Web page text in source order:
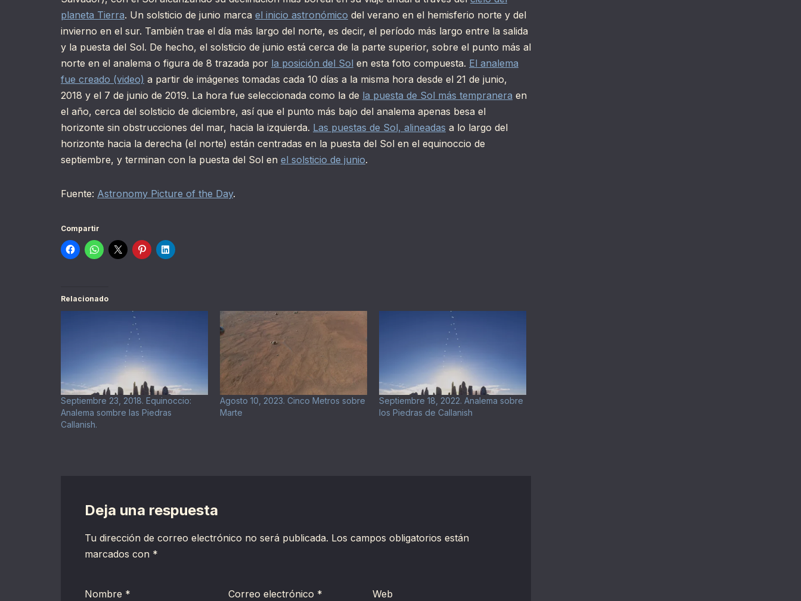
planeta Tierra. Un solsticio de junio marca el inicio astronómico del verano en el hemisferio norte y del
invierno en el sur. También trae el día más largo del norte, es decir, el período más largo entre la salida
y la puesta del Sol. De hecho, el solsticio de junio está cerca de la parte superior, sobre el punto más al
norte en el analema o figura de 8 trazada por la posición del Sol en esta foto compuesta. El analema
fue creado (video) a partir de imágenes tomadas cada 10 días a la misma hora desde el 21 de junio,
2018 y el 7 de junio de 2019. La hora fue seleccionada como la de la puesta de Sol más tempranera en
el año, cerca del solsticio de diciembre, así que el punto más bajo del analema apenas besa el
horizonte sin obstrucciones del mar, hacia la izquierda. Las puestas de Sol, alineadas a lo largo del
horizonte hacia la derecha (el norte) están centradas en la puesta del Sol en el equinoccio de
septiembre, y terminan con la puesta del Sol en el solsticio de junio.
Fuente: Astronomy Picture of the Day.
Compartir
Relacionado
Septiembre 23, 2018. Equinoccio:
Analema sombre las Piedras
Callanish.
Agosto 10, 2023. Cinco Metros sobre
Marte
Septiembre 18, 2022. Analema sobre
los Piedras de Callanish
Deja una respuesta
Tu dirección de correo electrónico no será publicada. Los campos obligatorios están
marcados con *
Nombre * Correo electrónico * Web